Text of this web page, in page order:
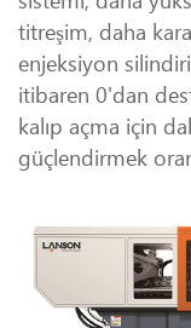
titreşim, daha
enjeksiyon
itibaren 0'dan
kalıp açma için
güçlendirmek